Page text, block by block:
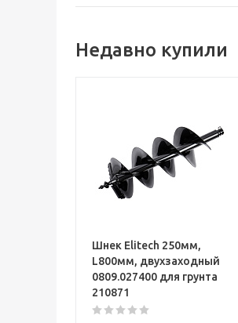
Недавно купили
Шнек Elitech 250мм,
L800мм, двухзаходный
0809.027400 для грунта
210871